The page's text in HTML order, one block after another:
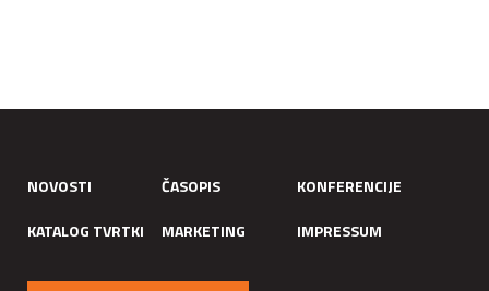
NOVOSTI ČASOPIS
KONFERENCIJE
KATALOG TVRTKI
MARKETING IMPRESSUM